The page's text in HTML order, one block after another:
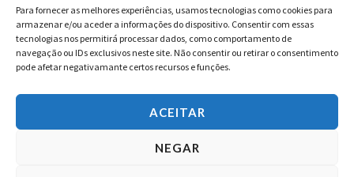
Para fornecer as melhores experiências, usamos tecnologias como cookies para
armazenar e/ou aceder a informações do dispositivo. Consentir com essas
tecnologias nos permitirá processar dados, como comportamento de
navegação ou IDs exclusivos neste site. Não consentir ou retirar o consentimento
pode afetar negativamante certos recursos e funções.
ACEITAR
NEGAR
Facebook YouTube Instagram
Whatsapp
Condições Gerais de Venda